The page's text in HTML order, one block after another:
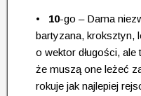
• 10-go – Dama
bartyzana, kroksztyn,
o wektor długości, ale
że muszą one leżeć
rokuje jak najlepiej